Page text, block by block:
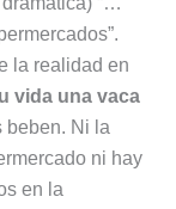
la realidad en
vida una vaca
beben. Ni la
ni hay
en la